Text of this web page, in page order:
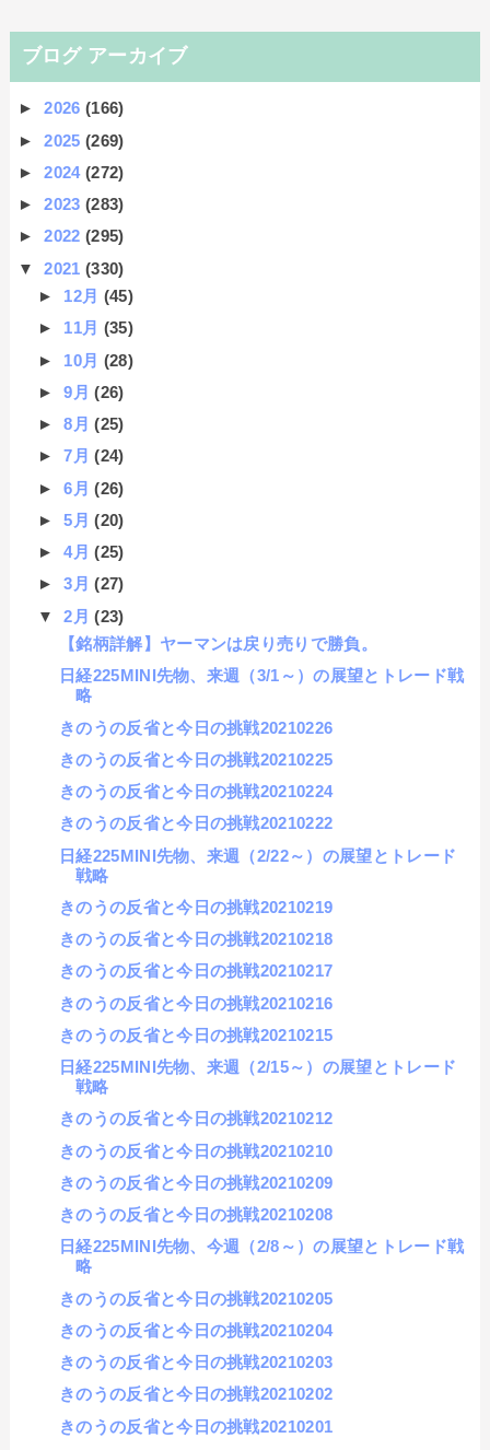
ブログ アーカイブ
►2026(166)
►2025(269)
►2024(272)
►2023(283)
►2022(295)
▼2021(330)
► 12月 (45)
► 11月 (35)
► 10月 (28)
►9月(26)
►8月(25)
►7月(24)
►6月(26)
►5月(20)
►4月(25)
►3月(27)
▼2月(23)
【銘柄詳解】ヤーマンは戻り売りで勝負。
日経225MINI先物、来週（3/1～）の展望とトレード戦
略
きのうの反省と今日の挑戦20210226
きのうの反省と今日の挑戦20210225
きのうの反省と今日の挑戦20210224
きのうの反省と今日の挑戦20210222
日経225MINI先物、来週（2/22～）の展望とトレード
戦略
きのうの反省と今日の挑戦20210219
きのうの反省と今日の挑戦20210218
きのうの反省と今日の挑戦20210217
きのうの反省と今日の挑戦20210216
きのうの反省と今日の挑戦20210215
日経225MINI先物、来週（2/15～）の展望とトレード
戦略
きのうの反省と今日の挑戦20210212
きのうの反省と今日の挑戦20210210
きのうの反省と今日の挑戦20210209
きのうの反省と今日の挑戦20210208
日経225MINI先物、今週（2/8～）の展望とトレード戦
略
きのうの反省と今日の挑戦20210205
きのうの反省と今日の挑戦20210204
きのうの反省と今日の挑戦20210203
きのうの反省と今日の挑戦20210202
きのうの反省と今日の挑戦20210201